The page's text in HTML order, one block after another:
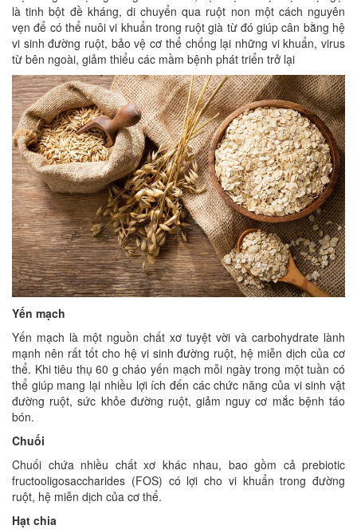
là tinh bột đề kháng, di chuyển qua ruột non một cách nguyên
vẹn để có thể nuôi vi khuẩn trong ruột già từ đó giúp cân bằng hệ
vi sinh đường ruột, bảo vệ cơ thể chống lại những vi khuẩn, virus
từ bên ngoài, giảm thiểu các mầm bệnh phát triển trở lại
Yến mạch
Yến mạch là một nguồn chất xơ tuyệt vời và carbohydrate lành
mạnh nên rất tốt cho hệ vi sinh đường ruột, hệ miễn dịch của cơ
thể. Khi tiêu thụ 60 g cháo yến mạch mỗi ngày trong một tuần có
thể giúp mang lại nhiều lợi ích đến các chức năng của vi sinh vật
đường ruột, sức khỏe đường ruột, giảm nguy cơ mắc bệnh táo
bón.
Chuối
Chuối chứa nhiều chất xơ khác nhau, bao gồm cả prebiotic
fructooligosaccharides (FOS) có lợi cho vi khuẩn trong đường
ruột, hệ miễn dịch của cơ thể.
Hạt chia